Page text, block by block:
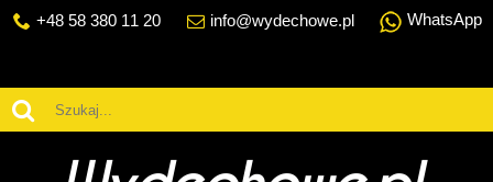
+48 58 380 11 20 info@wydechowe.pl WhatsApp